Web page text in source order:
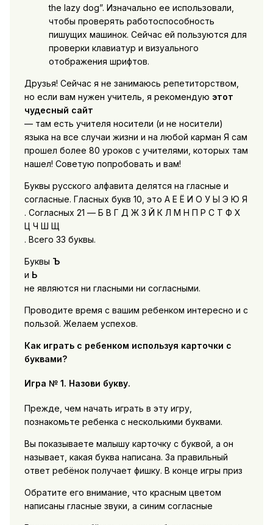
the lazy dog”. Изначально ее использовали,
чтобы проверять работоспособность
пишущих машинок. Сейчас ей пользуются для
проверки клавиатур и визуального
отображения шрифтов.
Друзья! Сейчас я не занимаюсь репетиторством,
но если вам нужен учитель, я рекомендую этот
чудесный сайт
— там есть учителя носители (и не носители)
языка на все случаи жизни и на любой карман Я сам
прошел более 80 уроков с учителями, которых там
нашел! Советую попробовать и вам!
Буквы русского алфавита делятся на гласные и
согласные. Гласных букв 10, это А Е Ё И О У Ы Э Ю Я
. Согласных 21 — Б В Г Д Ж З Й К Л М Н П Р С Т Ф Х
Ц Ч Ш Щ
. Всего 33 буквы.
Буквы Ъ
и Ь
не являются ни гласными ни согласными.
Проводите время с вашим ребенком интересно и с
пользой. Желаем успехов.
Как играть с ребенком используя карточки с
буквами?
Игра № 1. Назови букву.
Прежде, чем начать играть в эту игру,
познакомьте ребенка с несколькими буквами.
Вы показываете малышу карточку с буквой, а он
называет, какая буква написана. За правильный
ответ ребёнок получает фишку. В конце игры приз
Обратите его внимание, что красным цветом
написаны гласные звуки, а синим согласные